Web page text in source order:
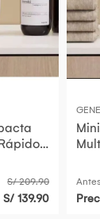
S/ 209.90
S/ 139.90
Antes